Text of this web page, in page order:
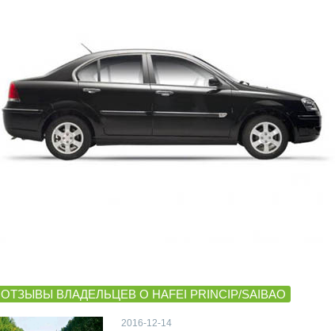
ОТЗЫВЫ ВЛАДЕЛЬЦЕВ О HAFEI PRINCIP/SAIBAO
2016-12-14